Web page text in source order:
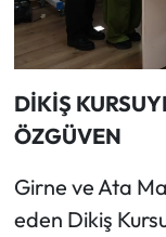
DİKİŞ
ÖZGÜVEN
Girne ve Ata
eden Dikiş